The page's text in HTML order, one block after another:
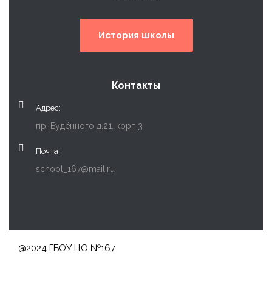
История школы
Контакты
Адрес:
пр. Будённого д.21. корп.3
Почта:
school_167@mail.ru
@2024 ГБОУ ЦО №167